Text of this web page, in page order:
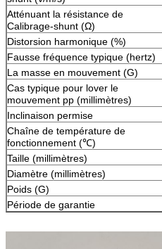
Atténuant la résistance de
Calibrage-shunt (Ω)
Distorsion harmonique (%)
Fausse fréquence typique (hertz)
La masse en mouvement (G)
Cas typique pour lover le
mouvement pp (millimètres)
Inclinaison permise
Chaîne de température de
fonctionnement (℃)
Taille (millimètres)
Diamètre (millimètres)
Poids (G)
Période de garantie